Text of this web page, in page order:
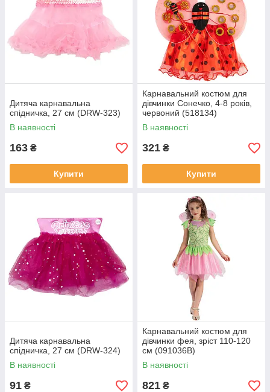
Дитяча карнавальна
спідничка, 27 см (DRW-323)
В наявності
163 ₴
Купити
Карнавальний костюм для
дівчинки Сонечко, 4-8 років,
червоний (518134)
В наявності
321 ₴
Купити
Дитяча карнавальна
спідничка, 27 см (DRW-324)
В наявності
91 ₴
Карнавальний костюм для
дівчинки фея, зріст 110-120
см (091036B)
В наявності
821 ₴